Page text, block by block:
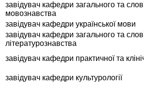
завідувач кафедри загального та
мовознавства
завідувач кафедри української мови
завідувач кафедри загального та
літературознавства
завідувач кафедри практичної та
завідувач кафедри культурології